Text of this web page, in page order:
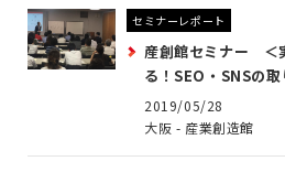
セミナーレポート
産創館セミナー ＜
る！SEO・SNSの
2019/05/28
大阪 - 産業創造館